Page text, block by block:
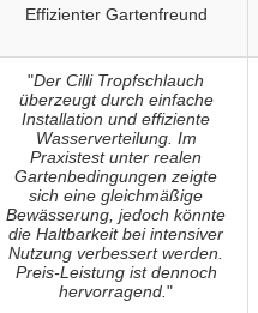
Effizienter Gartenfreund
"Der Cilli Tropfschlauch
überzeugt durch einfache
Installation und effiziente
Wasserverteilung. Im
Praxistest unter realen
Gartenbedingungen zeigte
sich eine gleichmäßige
Bewässerung, jedoch könnte
die Haltbarkeit bei intensiver
Nutzung verbessert werden.
Preis-Leistung ist dennoch
hervorragend."